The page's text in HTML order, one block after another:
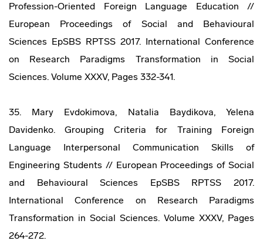
Profession-Oriented Foreign Language Education //
European Proceedings of Social and Behavioural
Sciences EpSBS RPTSS 2017. International Conference
on Research Paradigms Transformation in Social
Sciences. Volume XXXV, Pages 332-341.
35. Mary Evdokimova, Natalia Baydikova, Yelena
Davidenko. Grouping Criteria for Training Foreign
Language Interpersonal Communication Skills of
Engineering Students // European Proceedings of Social
and Behavioural Sciences EpSBS RPTSS 2017.
International Conference on Research Paradigms
Transformation in Social Sciences. Volume XXXV, Pages
264-272.